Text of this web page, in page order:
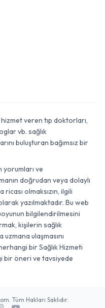
veren tıp doktorları,
vb. sağlık
buluşturan bağımsız bir
ve
doğrudan veya dolaylı
olmaksızın, ilgili
yazılmaktadır. Bu web
bilgilendirilmesini
kişilerin sağlık
ulaşmasını
bir Sağlık Hizmeti
bir öneri ve tavsiyede
Tüm Hakları Saklıdır.